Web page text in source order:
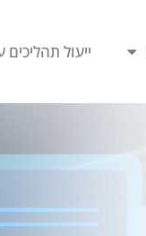
ייעול תהליכים